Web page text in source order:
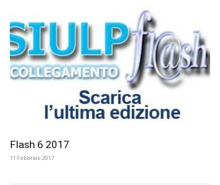
Flash 6 2017
11 Febbraio 2017